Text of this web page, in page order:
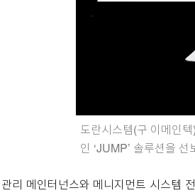
도란시스템(구 이메인
인 ‘JUMP’ 솔루션을 선
리 메인터넌스와 메니지먼트 시스템